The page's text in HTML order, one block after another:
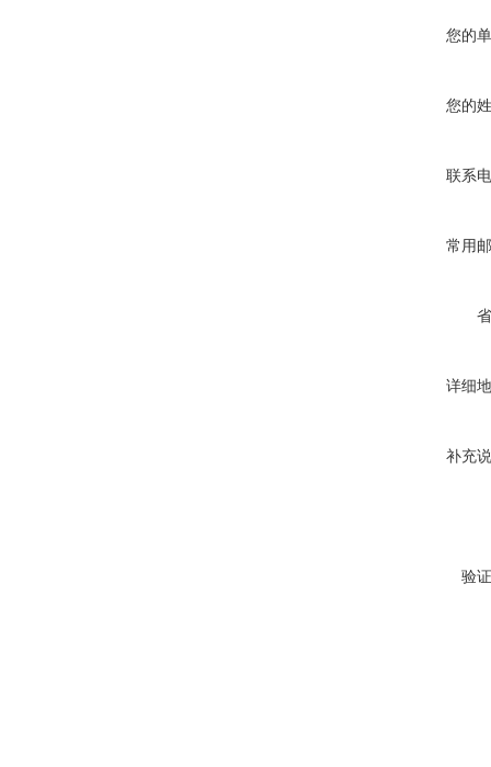
您的
您的
联系
常用
详细
补充
验